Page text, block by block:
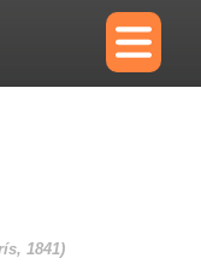
×
Diccionario
1841)